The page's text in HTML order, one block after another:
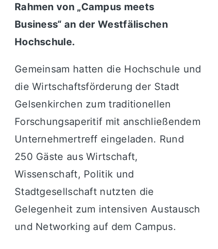
Rahmen von „Campus meets
Business“ an der Westfälischen
Hochschule.
Gemeinsam hatten die Hochschule und
die Wirtschaftsförderung der Stadt
Gelsenkirchen zum traditionellen
Forschungsaperitif mit anschließendem
Unternehmertreff eingeladen. Rund
250 Gäste aus Wirtschaft,
Wissenschaft, Politik und
Stadtgesellschaft nutzten die
Gelegenheit zum intensiven Austausch
und Networking auf dem Campus.